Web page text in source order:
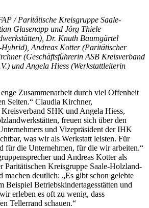
/ Paritätische Kreisgruppe Saale-
Glasenapp und Jörg Thiele
Dr. Knuth Baumgärtel
Andreas Kotter (Paritätischer
(Geschäftsführerin ASB Kreisverband
und Angela Hiess (Werkstattleiterin
Zusammenarbeit durch viel Offenheit
Seiten.“ Claudia Kirchner,
SHK und Angela Hiess,
freuen sich über den
und Vizepräsident der IHK
was wir als Werkstatt leisten. Für
für die Unternehmen, für die wir arbeiten.“
und Andreas Kotter als
Paritätischen Kreisgruppe Saale-Holzland-
machen deutlich: „Es gibt schon gelebte
Beispiel Betriebskindertagesstätten und
erleben es oft zu wenig, dass
Tellerrand schauen.“